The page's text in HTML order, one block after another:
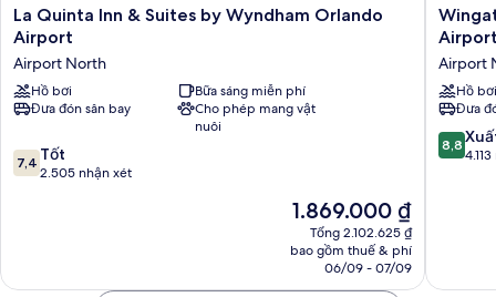
La
Quinta
&
Suites
by
Orlando
Airport
La Quinta Inn & Suites by Wyndham Orlando
Airport
Airport North
Hồ bơi
Bữa sáng miễn phí
Đưa đón sân bay
Cho phép mang vật
nuôi
7.4
trên
7,4 Tốt
2.505 nhận xét
Giá
hiện
tại
1.869.000 ₫
1.869.000 ₫
Tổng 2.102.625 ₫
bao gồm thuế & phí
06/09 - 07/09
Wingate
by
-
Orlando
Airport
Airport
Airport
Hồ bơi
Đưa
8.8
trên
8,8